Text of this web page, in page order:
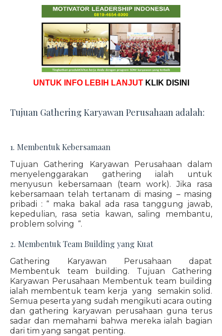
UNTUK INFO LEBIH LANJUT KLIK DISINI
Tujuan Gathering Karyawan Perusahaan adalah:
1. Membentuk Kebersamaan
Tujuan Gathering Karyawan Perusahaan dalam
menyelenggarakan gathering ialah untuk
menyusun kebersamaan (team work). Jika rasa
kebersamaan telah tertanam di masing – masing
pribadi : “ maka bakal ada rasa tanggung jawab,
kepedulian, rasa setia kawan, saling membantu,
problem solving “.
2. Membentuk Team Building yang Kuat
Gathering Karyawan Perusahaan dapat
Membentuk team building. Tujuan Gathering
Karyawan Perusahaan Membentuk team building
ialah membentuk team kerja yang semakin solid.
Semua peserta yang sudah mengikuti acara outing
dan gathering karyawan perusahaan guna terus
sadar dan memahami bahwa mereka ialah bagian
dari tim yang sangat penting.